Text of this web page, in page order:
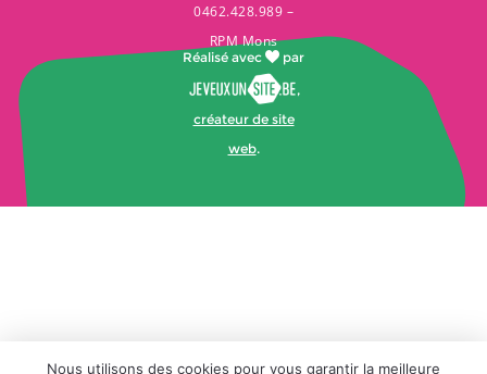
0462.428.989 –
RPM Mons
Réalisé avec par
,
créateur de site
web.
Nous utilisons des cookies pour vous garantir la meilleure